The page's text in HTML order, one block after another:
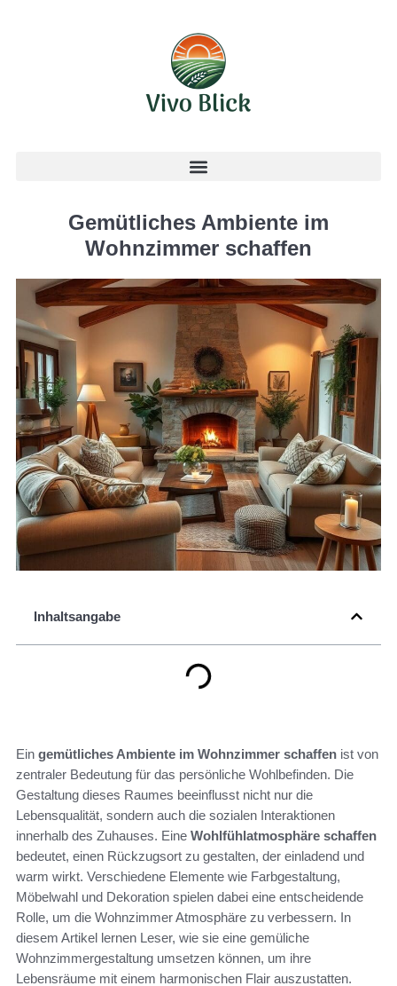
Gemütliches Ambiente im
Wohnzimmer schaffen
Inhaltsangabe
Ein gemütliches Ambiente im Wohnzimmer schaffen ist von
zentraler Bedeutung für das persönliche Wohlbefinden. Die
Gestaltung dieses Raumes beeinflusst nicht nur die
Lebensqualität, sondern auch die sozialen Interaktionen
innerhalb des Zuhauses. Eine Wohlfühlatmosphäre schaffen
bedeutet, einen Rückzugsort zu gestalten, der einladend und
warm wirkt. Verschiedene Elemente wie Farbgestaltung,
Möbelwahl und Dekoration spielen dabei eine entscheidende
Rolle, um die Wohnzimmer Atmosphäre zu verbessern. In
diesem Artikel lernen Leser, wie sie eine gemüliche
Wohnzimmergestaltung umsetzen können, um ihre
Lebensräume mit einem harmonischen Flair auszustatten.